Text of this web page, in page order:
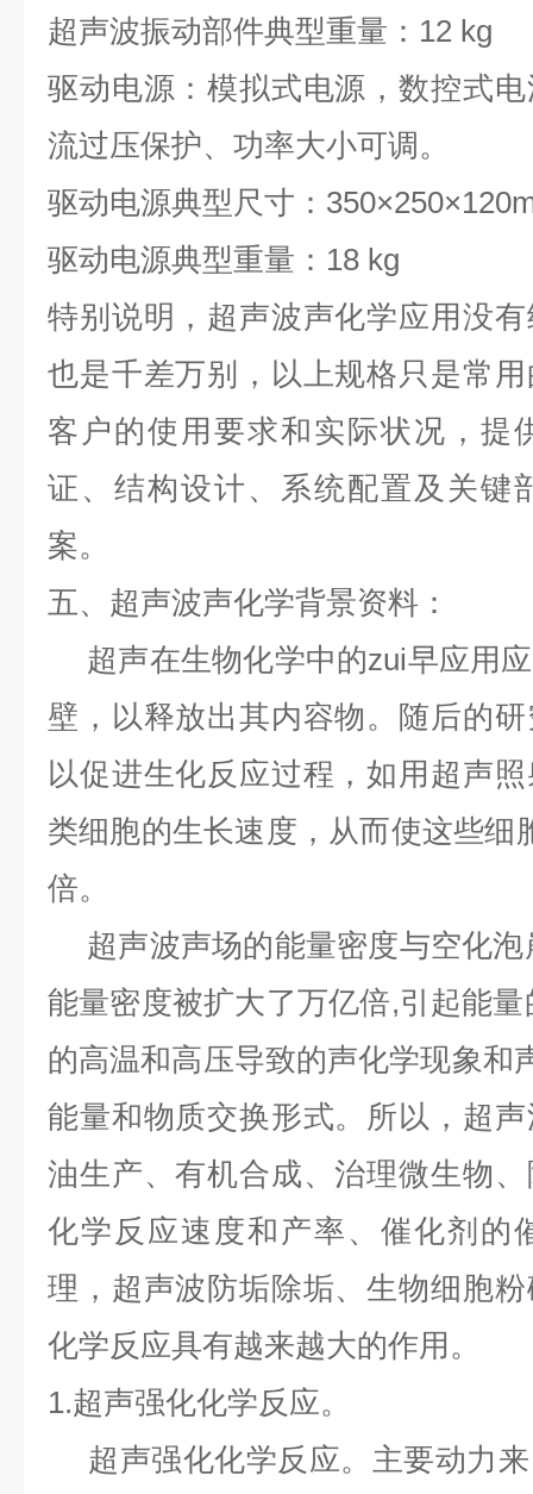
超声波振动部件典型重量： 12 kg
驱动电源：模拟式电源，数控式
流过压保护、功率大小可调。
驱动电源典型尺寸： 350×250×
驱动电源典型重量： 18 kg
特别说明，超声波声化学应用没
也是千差万别，以上规格只是常
客户的使用要求和实际状况，提
证、结构设计、系统配置及关键
案。
五、 超声波声化学背景资料：
超声在生物化学中的zui早应用
壁，以释放出其内容物。随后的
以促进生化反应过程，如用超声
类细胞的生长速度，从而使这些细
倍。
超声波声场的能量密度与空化
能量密度被扩大了万亿倍,引起能
的高温和高压导致的声化学现象和
能量和物质交换形式。所以，超
油生产、有机合成、治理微生物
化学反应速度和产率、催化剂的
理，超声波防垢除垢、生物细胞
化学反应具有越来越大的作用。
1.超声强化化学反应。
超声强化化学反应。主要动力